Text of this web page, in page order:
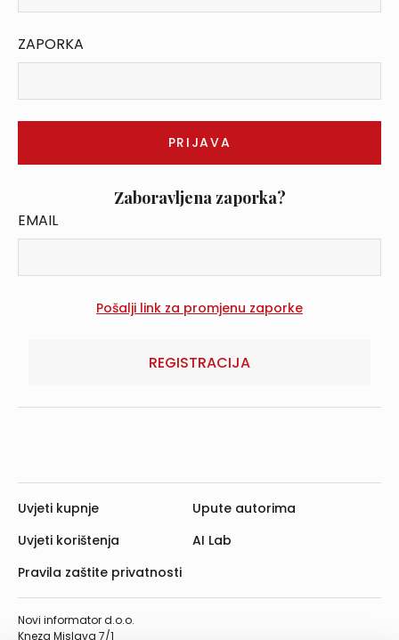
ZAPORKA
Zaboravljena zaporka?
EMAIL
REGISTRACIJA
Novi informator d.o.o.
Kneza Mislava 7/1
Uvjeti kupnje
Uvjeti korištenja
Pravila zaštite privatnosti
Upute autorima
AI Lab